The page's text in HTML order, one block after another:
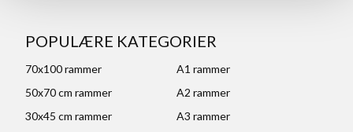
POPULÆRE KATEGORIER
70x100 rammer
A1 rammer
50x70 cm rammer
A2 rammer
30x45 cm rammer
A3 rammer